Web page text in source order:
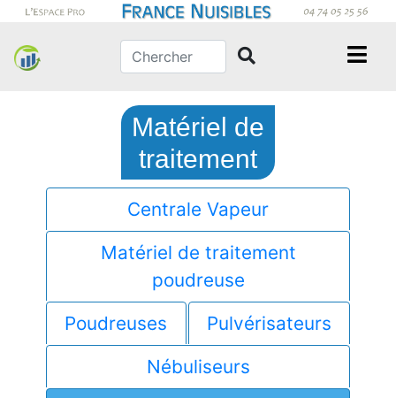
Matériel de
traitement
Centrale Vapeur
Matériel de traitement
poudreuse
Poudreuses
Pulvérisateurs
Nébuliseurs